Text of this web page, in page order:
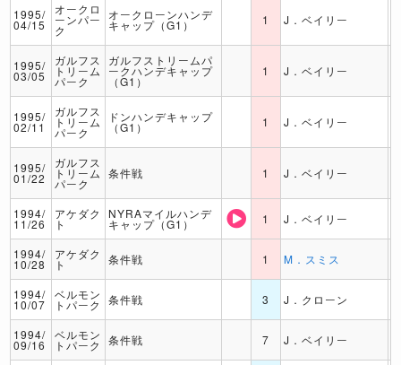
1995/
04/15
オークロ
ーンパー
ク
オークローンハンデ
キャップ（G1） 1 J．ベイリー
1995/
03/05
ガルフス
トリーム
パーク
ガルフストリームパ
ークハンデキャップ
（G1）
1 J．ベイリー
1995/
02/11
ガルフス
トリーム
パーク
ドンハンデキャップ
（G1） 1 J．ベイリー
1995/
01/22
ガルフス
トリーム
パーク
条件戦 1 J．ベイリー
1994/
11/26
アケダク
ト
NYRAマイルハンデ
キャップ（G1） 1 J．ベイリー
1994/
10/28
アケダク
ト 条件戦 1 M．スミス
1994/
10/07
ベルモン
トパーク 条件戦 3 J．クローン
1994/
09/16
ベルモン
トパーク 条件戦 7 J．ベイリー